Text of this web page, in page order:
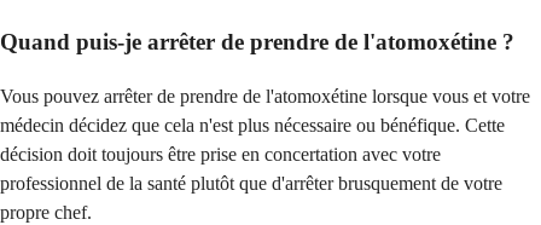
Quand puis-je arrêter de prendre de l'atomoxétine ?
Vous pouvez arrêter de prendre de l'atomoxétine lorsque vous et votre
médecin décidez que cela n'est plus nécessaire ou bénéfique. Cette
décision doit toujours être prise en concertation avec votre
professionnel de la santé plutôt que d'arrêter brusquement de votre
propre chef.